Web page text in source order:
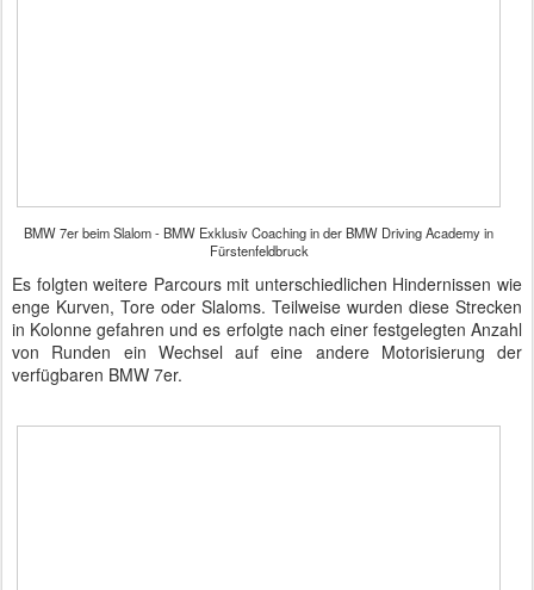
BMW 7er beim Slalom - BMW Exklusiv Coaching in der BMW Driving Academy in
Fürstenfeldbruck
Es folgten weitere Parcours mit unterschiedlichen Hindernissen wie
enge Kurven, Tore oder Slaloms. Teilweise wurden diese Strecken
in Kolonne gefahren und es erfolgte nach einer festgelegten Anzahl
von Runden ein Wechsel auf eine andere Motorisierung der
verfügbaren BMW 7er.